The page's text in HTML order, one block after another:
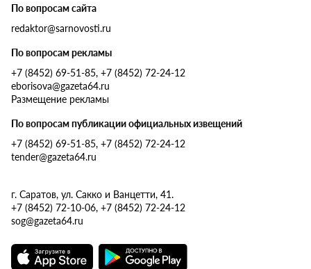
По вопросам сайта
redaktor@sarnovosti.ru
По вопросам рекламы
+7 (8452) 69-51-85, +7 (8452) 72-24-12
eborisova@gazeta64.ru
Размещение рекламы
По вопросам публикации официальных извещений
+7 (8452) 69-51-85, +7 (8452) 72-24-12
tender@gazeta64.ru
г. Саратов, ул. Сакко и Ванцетти, 41.
+7 (8452) 72-10-06, +7 (8452) 72-24-12
sog@gazeta64.ru